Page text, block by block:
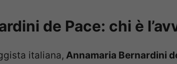
de Pace: chi è
italiana, Annamaria Bernardini